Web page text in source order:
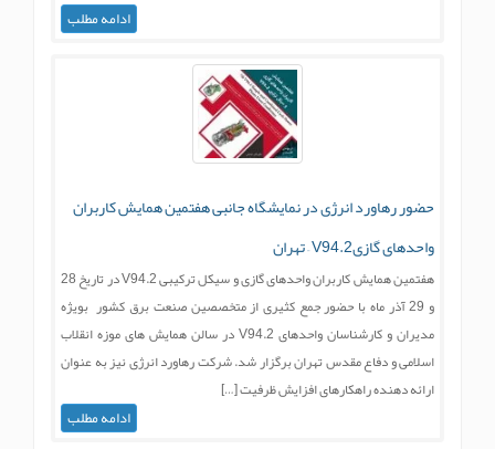
ادامه مطلب
حضور رهاورد انرژی در نمایشگاه جانبی هفتمین همایش کاربران
واحدهای گازیV94.2 – تهران
هفتمین همایش کاربران واحدهای گازی و سیکل ترکیبی V94.2 در تاریخ 28
و 29 آذر ماه با حضور جمع کثیری از متخصصین صنعت برق کشور بویژه
مدیران و کارشناسان واحدهای V94.2 در سالن همایش های موزه انقلاب
اسلامی و دفاع مقدس تهران برگزار شد. شرکت رهاورد انرژی نیز به عنوان
ارائه دهنده راهکارهای افزایش ظرفیت […]
ادامه مطلب